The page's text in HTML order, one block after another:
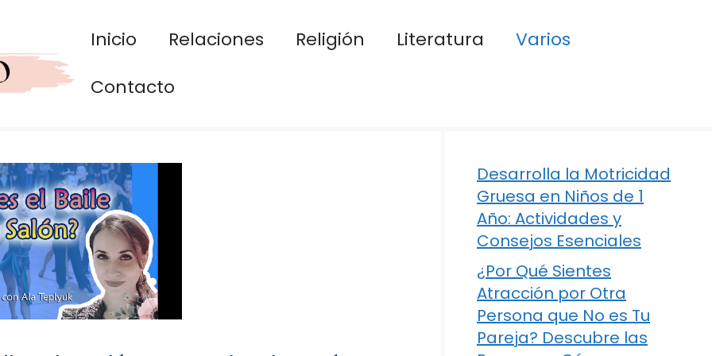
Inicio Relaciones Religión Literatura
Varios
Contacto
Desarrolla la Motricidad
Gruesa en Niños de 1
Año: Actividades y
Consejos Esenciales
¿Por Qué Sientes
Atracción por Otra
Persona que No es Tu
Pareja? Descubre las